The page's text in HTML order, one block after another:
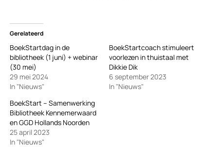
Gerelateerd
BoekStartdag in de
bibliotheek (1 juni) + webinar
(30 mei)
29 mei 2024
In "Nieuws"
BoekStartcoach stimuleert
voorlezen in thuistaal met
Dikkie Dik
6 september 2023
In "Nieuws"
BoekStart – Samenwerking
Bibliotheek Kennemerwaard
en GGD Hollands Noorden
25 april 2023
In "Nieuws"